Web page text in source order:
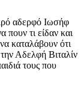
αδερφό Ιωσήφ
πουν τι είδαν και
καταλάβουν ότι
Αδελφή Βιταλίν
τους που